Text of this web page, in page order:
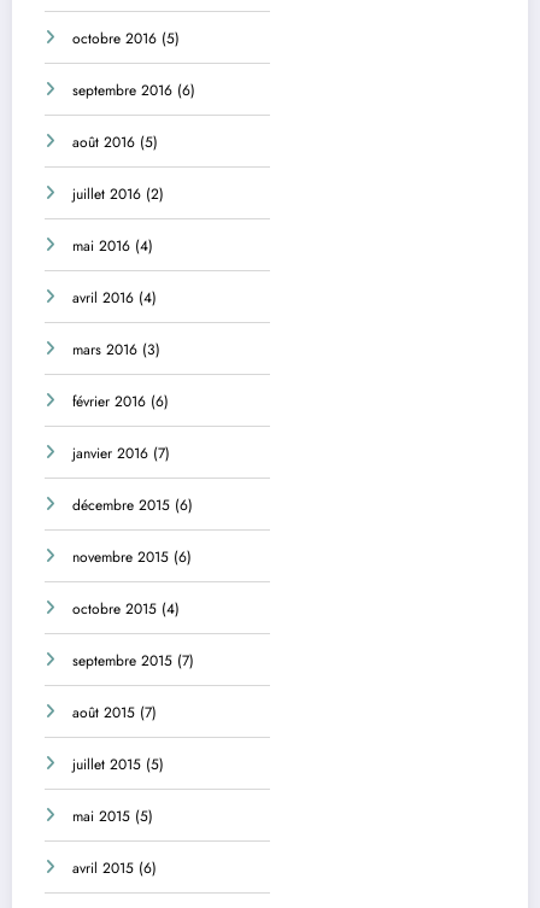
octobre 2016 (5)
septembre 2016 (6)
août 2016 (5)
juillet 2016 (2)
mai 2016 (4)
avril 2016 (4)
mars 2016 (3)
février 2016 (6)
janvier 2016 (7)
décembre 2015 (6)
novembre 2015 (6)
octobre 2015 (4)
septembre 2015 (7)
août 2015 (7)
juillet 2015 (5)
mai 2015 (5)
avril 2015 (6)